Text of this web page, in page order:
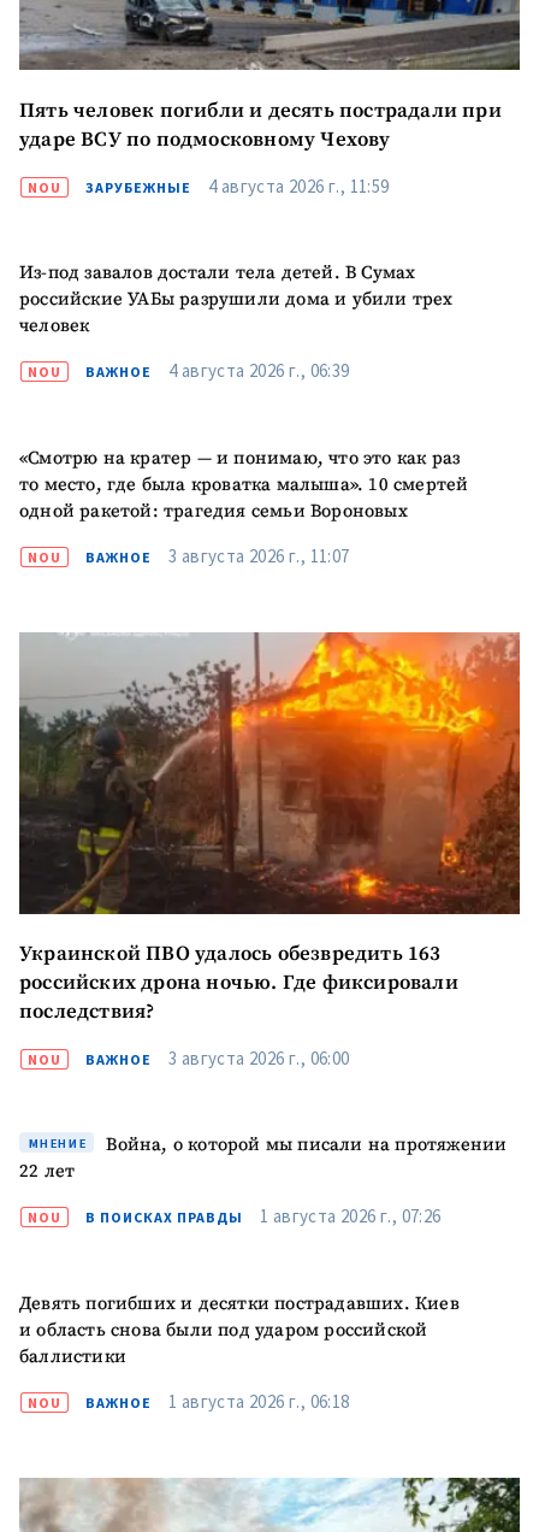
ПОДДЕРЖАТЬ
Пять человек погибли и десять пострадали при
ударе ВСУ по подмосковному Чехову
NOU ЗАРУБЕЖНЫЕ 4 августа 2026 г., 11:59
Из-под завалов достали тела детей. В Сумах
российские УАБы разрушили дома и убили трех
человек
NOU ВАЖНОЕ 4 августа 2026 г., 06:39
«Смотрю на кратер — и понимаю, что это как раз
то место, где была кроватка малыша». 10 смертей
одной ракетой: трагедия семьи Вороновых
NOU ВАЖНОЕ 3 августа 2026 г., 11:07
Украинской ПВО удалось обезвредить 163
российских дрона ночью. Где фиксировали
последствия?
NOU ВАЖНОЕ 3 августа 2026 г., 06:00
МНЕНИЕ
Война, о которой мы писали на протяжении
22 лет
NOU В ПОИСКАХ ПРАВДЫ 1 августа 2026 г., 07:26
Девять погибших и десятки пострадавших. Киев
и область снова были под ударом российской
баллистики
NOU ВАЖНОЕ 1 августа 2026 г., 06:18
Заголовок новости
+ Добавить
Ссылка на медиа
+ Добавить ссылку на
медиа
КОНТАКТНЫЙ ИСТОЧНИК
Анонимный источник
Электронная почта
Телефон
+ Личный телефон
Я прочитал(а) и согласен(на)
сполитикой
конфиденциальности.
ОТПРАВИТЬ НОВОСТЬ